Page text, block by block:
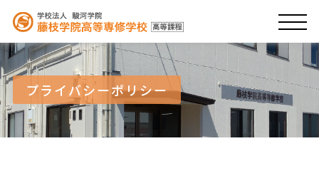
プライバシーポリシー